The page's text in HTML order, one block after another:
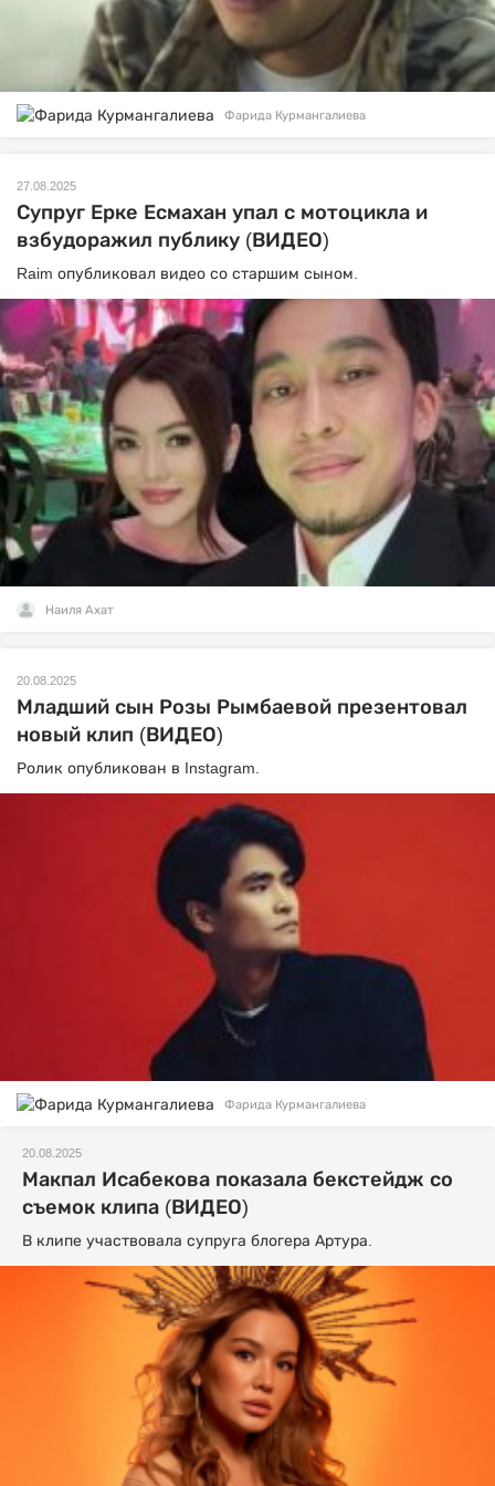
Фарида Курмангалиева
27.08.2025
Супруг Ерке Есмахан упал с мотоцикла и
взбудоражил публику (ВИДЕО)
Raim опубликовал видео со старшим сыном.
Наиля Ахат
20.08.2025
Младший сын Розы Рымбаевой презентовал
новый клип (ВИДЕО)
Ролик опубликован в Instagram.
Фарида Курмангалиева
20.08.2025
Макпал Исабекова показала бекстейдж со
съемок клипа (ВИДЕО)
В клипе участвовала супруга блогера Артура.